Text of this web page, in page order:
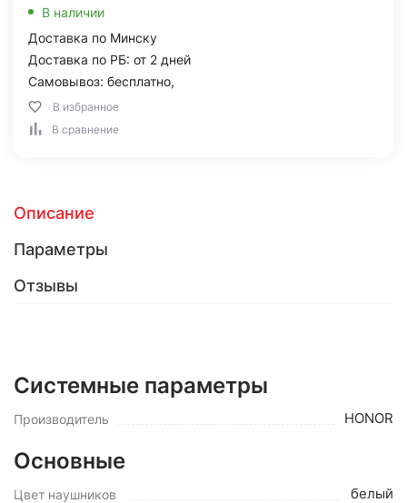
В наличии
Доставка по Минску
Доставка по РБ: от 2 дней
Самовывоз: бесплатно,
В избранное
В сравнение
Описание
Параметры
Отзывы
Системные параметры
Производитель HONOR
Основные
Цвет наушников белый